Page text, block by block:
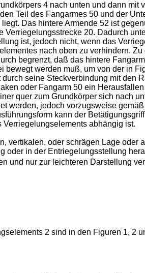
4 nach unten und dann
Teil des Fangarmes 50 und der
Das hintere Armende 52 ist
20. Dadurch
ist, jedoch nicht, wenn das
nach oben zu verhindern.
begrenzt, daß das hintere
werden muß, um von der in
seine Steckverbindung mit den
oder Fangarm 50 ein
quer zum Grundkörper sich nach
werden, jedoch vorzugsweise
kann der
abhängig ist.
vertikalen, oder schrägen Lage oder
in der Entriegelungsstellung
und nur zur leichteren Darstellung
2 sind in den Figuren 1, 2